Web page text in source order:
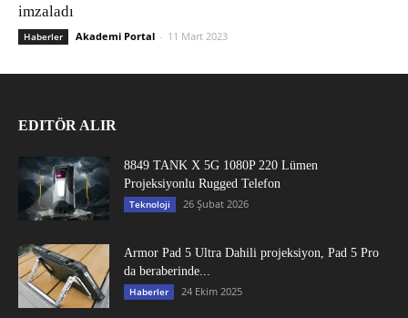
imzaladı
Haberler Akademi Portal - 11 Mart 2023
EDITÖR ALIR
8849 TANK X 5G 1080P 220 Lümen
Projeksiyonlu Rugged Telefon
Teknoloji 26 Şubat 2026
Armor Pad 5 Ultra Dahili projeksiyon, Pad 5 Pro
da beraberinde...
Haberler 24 Ekim 2025